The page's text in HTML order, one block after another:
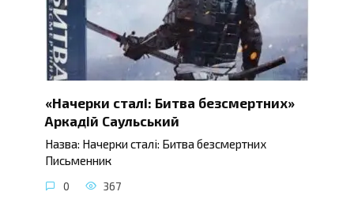
«Начерки сталі: Битва безсмертних»
Аркадій Саульський
Назва: Начерки сталі: Битва безсмертних
Письменник
0 367